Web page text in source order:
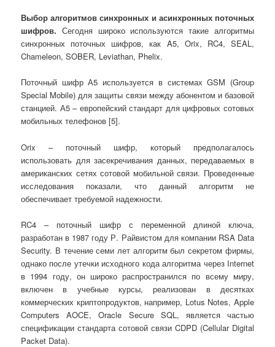
Выбор алгоритмов синхронных и асинхронных поточных
шифров. Сегодня широко используются такие алгоритмы
синхронных поточных шифров, как A5, Orix, RC4, SEAL,
Chameleon, SOBER, Leviathan, Phelix.
Поточный шифр А5 используется в системах GSM (Group
Special Mobile) для защиты связи между абонентом и базовой
станцией. А5 – европейский стандарт для цифровых сотовых
мобильных телефонов [5].
Orix – поточный шифр, который предполагалось
использовать для засекречивания данных, передаваемых в
американских сетях сотовой мобильной связи. Проведенные
исследования показали, что данный алгоритм не
обеспечивает требуемой надежности.
RC4 – поточный шифр с переменной длиной ключа,
разработан в 1987 году Р. Райвистом для компании RSA Data
Security. В течение семи лет алгоритм был секретом фирмы,
однако после утечки исходного кода алгоритма через Internet
в 1994 году, он широко распространился по всему миру,
включен в учебные курсы, реализован в десятках
коммерческих криптопродуктов, например, Lotus Notes, Apple
Computers AOCE, Oracle Secure SQL, является частью
спецификации стандарта сотовой связи CDPD (Cellular Digital
Packet Data).